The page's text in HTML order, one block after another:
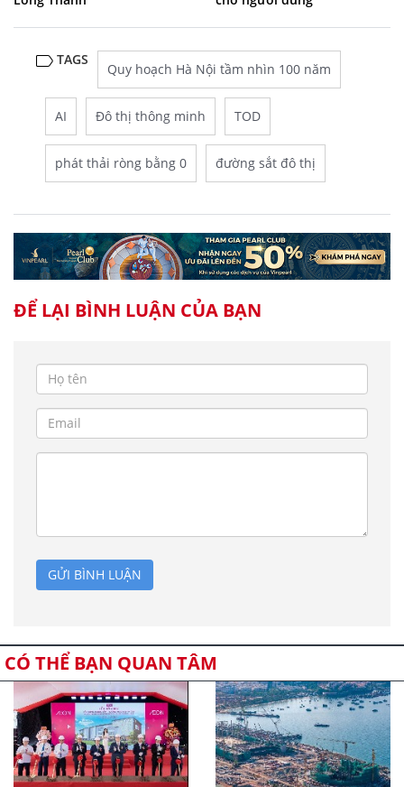
TAGS
Quy hoạch Hà Nội tầm nhìn 100 năm
AI Đô thị thông minh TOD
phát thải ròng bằng 0 đường sắt đô thị
ĐỂ LẠI BÌNH LUẬN CỦA BẠN
GỬI BÌNH LUẬN
CÓ THỂ BẠN QUAN TÂM